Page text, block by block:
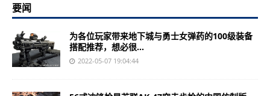
要闻
为各位玩家带来地下城与勇士女弹药的100级装备
搭配推荐，想必很...
2022-05-07 19:04:44